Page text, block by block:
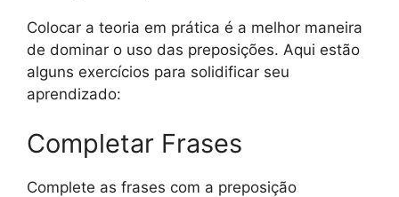
Colocar a teoria em prática é a melhor maneira
de dominar o uso das preposições. Aqui estão
alguns exercícios para solidificar seu
aprendizado:
Completar Frases
Complete as frases com a preposição